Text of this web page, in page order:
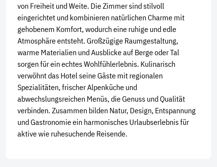
Vorheriges Element
Teile diese Reise
Aktivreisen-Abenteuer in Kärnten und
Norditalien
Facebook
Twitter
von Freiheit und Weite. Die Zimmer sind stilvoll
eingerichtet und kombinieren natürlichen Charme mit
gehobenem Komfort, wodurch eine ruhige und edle
Atmosphäre entsteht. Großzügige Raumgestaltung,
warme Materialien und Ausblicke auf Berge oder Tal
sorgen für ein echtes Wohlfühlerlebnis. Kulinarisch
verwöhnt das Hotel seine Gäste mit regionalen
Spezialitäten, frischer Alpenküche und
abwechslungsreichen Menüs, die Genuss und Qualität
verbinden. Zusammen bilden Natur, Design, Entspannung
und Gastronomie ein harmonisches Urlaubserlebnis für
aktive wie ruhesuchende Reisende.